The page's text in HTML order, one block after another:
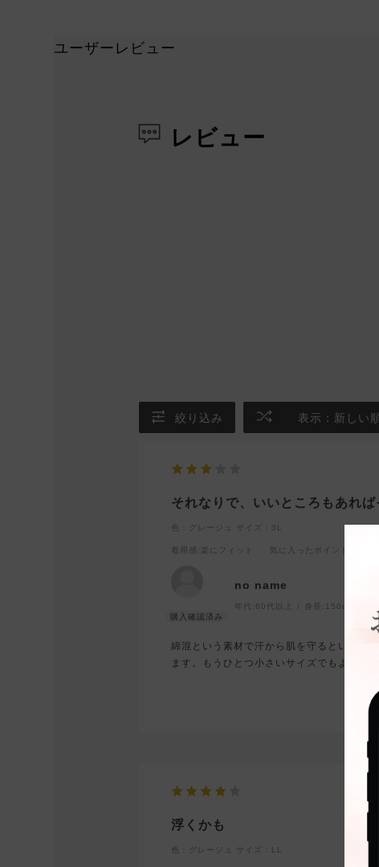
ユーザーレビュー
レビュー
絞り込み 表示：新しい
それなりで、いいところもあれば
色：グレージュ サイズ：3L
着用感 :楽にフィット 気に入ったポイント
no name
年代: 60代以上 身長: 150cm台
綿混という素材で汗から肌を守るという意
ます。もうひとつ小さいサイズでもよかっ
浮くかも
色：グレージュ サイズ：LL